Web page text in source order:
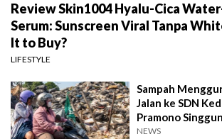
Review Skin1004 Hyalu-Cica
Serum: Sunscreen Viral Tanpa
It to Buy?
LIFESTYLE
Sampah
Jalan ke SDN
Pramono
Kramat Jati
NEWS